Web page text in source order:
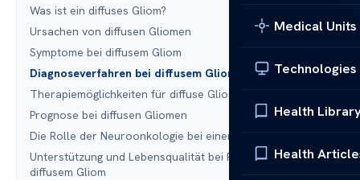
Medical Units
Technologies
Health
Health
Was ist ein diffuses Gliom?
Ursachen von diffusen Gliomen
Symptome bei diffusem Gliom
Diagnoseverfahren bei diffusem Gliom
Therapiemöglichkeiten für diffuse Gliome
Prognose bei diffusen Gliomen
Die Rolle der Neuroonkologie bei einer Tumorerkrankung
Unterstützung und Lebensqualität bei Patienten mit
diffusem Gliom